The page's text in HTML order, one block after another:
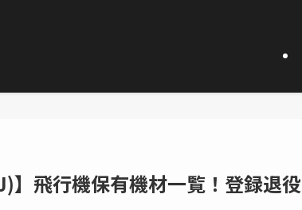
】飛行機保有機材一覧！登録退役